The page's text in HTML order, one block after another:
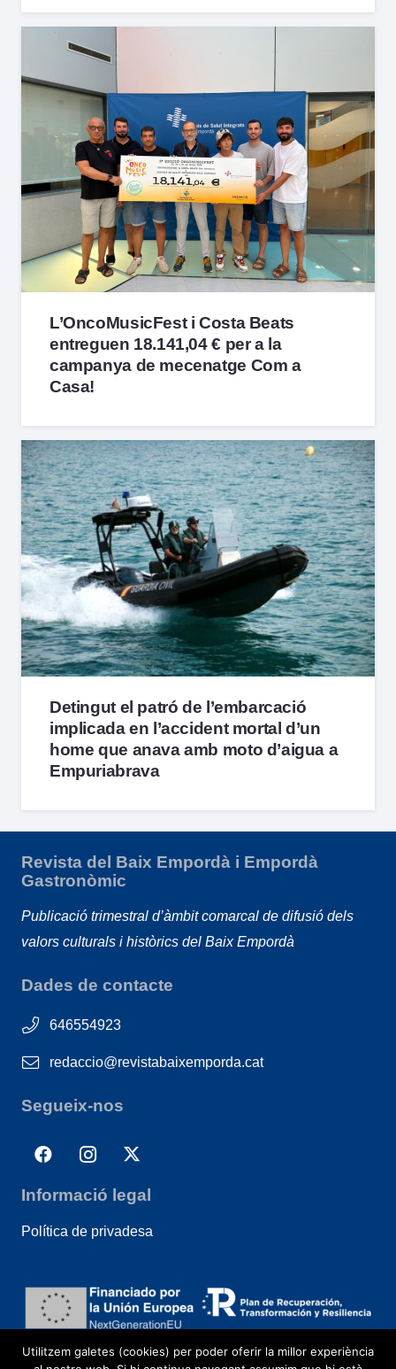
L’OncoMusicFest i Costa Beats
entreguen 18.141,04 € per a la
campanya de mecenatge Com a
Casa!
Detingut el patró de l’embarcació
implicada en l’accident mortal d’un
home que anava amb moto d’aigua a
Empuriabrava
Revista del Baix Empordà i Empordà
Gastronòmic
Publicació trimestral d’àmbit comarcal de difusió dels
valors culturals i històrics del Baix Empordà
Dades de contacte
646554923
redaccio@revistabaixemporda.cat
Segueix-nos
Informació legal
Política de privadesa
Utilitzem galetes (cookies) per poder oferir la millor experiència